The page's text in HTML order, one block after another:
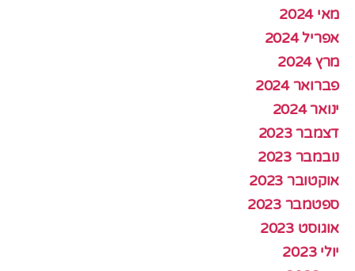
מאי 2024
אפריל 2024
מרץ 2024
פברואר 2024
ינואר 2024
דצמבר 2023
נובמבר 2023
אוקטובר 2023
ספטמבר 2023
אוגוסט 2023
יולי 2023